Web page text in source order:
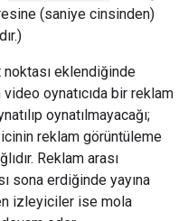
(saniye cinsinden)
noktası eklendiğinde
oynatıcıda bir reklam
oynatılmayacağı;
reklam görüntüleme
Reklam arası
sona erdiğinde yayına
izleyiciler ise mola